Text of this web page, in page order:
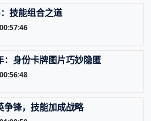
技能组合之道
：身份卡牌图片巧妙隐匿
争锋，技能加成战略